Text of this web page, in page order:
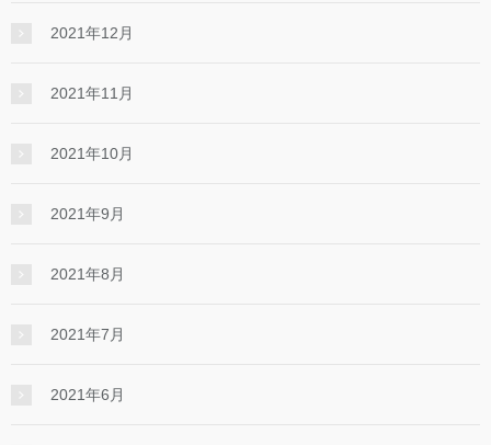
2021年12月
2021年11月
2021年10月
2021年9月
2021年8月
2021年7月
2021年6月